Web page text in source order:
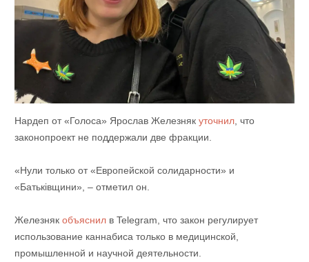
Нардеп от «Голоса» Ярослав Железняк уточнил, что
законопроект не поддержали две фракции.
«Нули только от «Европейской солидарности» и
«Батьківщини», – отметил он.
Железняк объяснилв Telegram, что закон регулирует
использование каннабиса только в медицинской,
промышленной и научной деятельности.